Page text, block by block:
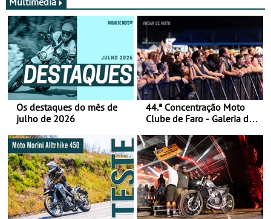
Os destaques do mês de
julho de 2026
44.ª Concentração Moto
Clube de Faro - Galeria de